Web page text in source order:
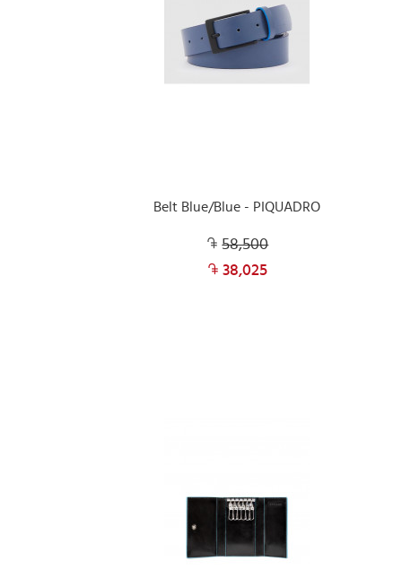
Belt Blue/Blue - PIQUADRO
58,500
38,025